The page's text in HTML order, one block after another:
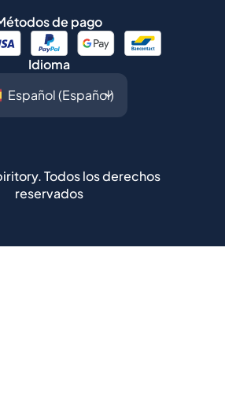
de pago
Idioma
Todos los derechos
reservados